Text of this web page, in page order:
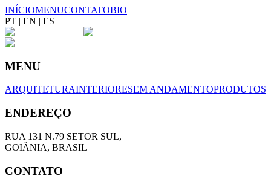
INÍCIOMENUCONTATOBIO
PT | EN | ES
MENU
ARQUITETURAINTERIORESEM ANDAMENTOPRODUTOS
ENDEREÇO
RUA 131 N.79 SETOR SUL,
GOIÂNIA, BRASIL
CONTATO